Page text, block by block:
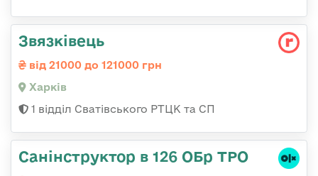
Звязківець
від 21000 до 121000 грн
Харків
1 відділ Сватівського РТЦК та СП
Санінструктор в 126 ОБр ТРО